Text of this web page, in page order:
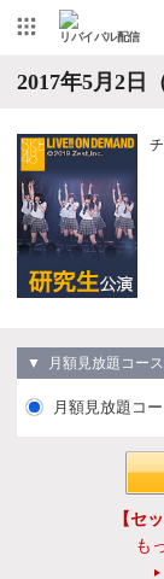
リバイバル配信
2017年5月2日
▼ 月額見放題コー
月額見放題コ
【セ
も